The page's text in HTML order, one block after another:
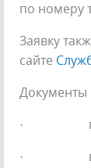
по номеру
Заявку
сайте
Документы
·
·